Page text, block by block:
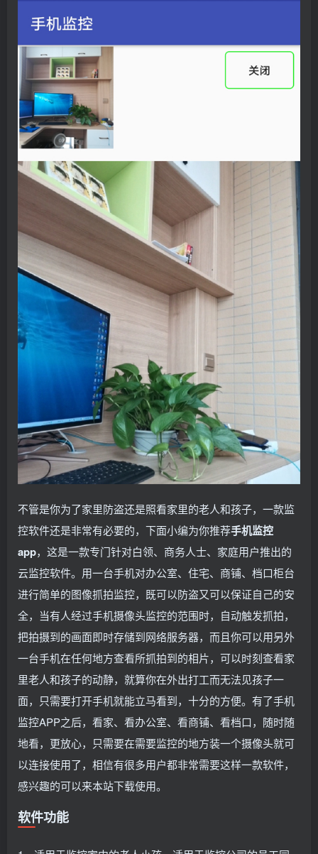
不管是你为了家里防盗还是照看家里的老人和孩子，一款监
控软件还是非常有必要的，下面小编为你推荐手机监控
app，这是一款专门针对白领、商务人士、家庭用户推出的
云监控软件。用一台手机对办公室、住宅、商铺、档口柜台
进行简单的图像抓拍监控，既可以防盗又可以保证自己的安
全，当有人经过手机摄像头监控的范围时，自动触发抓拍，
把拍摄到的画面即时存储到网络服务器，而且你可以用另外
一台手机在任何地方查看所抓拍到的相片，可以时刻查看家
里老人和孩子的动静，就算你在外出打工而无法见孩子一
面，只需要打开手机就能立马看到，十分的方便。有了手机
监控APP之后，看家、看办公室、看商铺、看档口，随时随
地看，更放心，只需要在需要监控的地方装一个摄像头就可
以连接使用了，相信有很多用户都非常需要这样一款软件，
感兴趣的可以来本站下载使用。
软件功能